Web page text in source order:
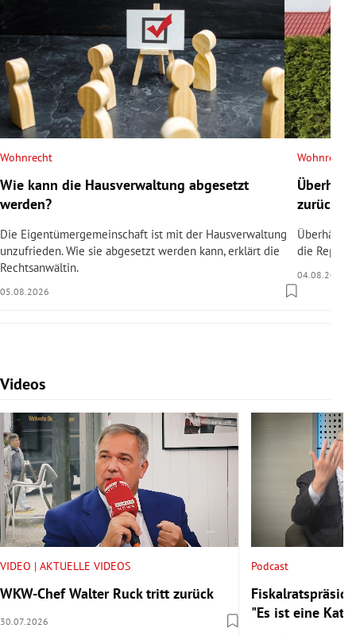
Wohnrecht
Wie kann die Hausverwaltung abgesetzt
werden?
Die Eigentümergemeinschaft ist mit der Hausverwaltung
unzufrieden. Wie sie abgesetzt werden kann, erklärt die
Rechtsanwältin.
05.08.2026
Wohnrecht
die
04.08.2026
Videos
Slide 1 von 7
VIDEO | AKTUELLE VIDEOS
WKW-Chef Walter Ruck tritt zurück
30.07.2026
Podcast
"Es ist eine